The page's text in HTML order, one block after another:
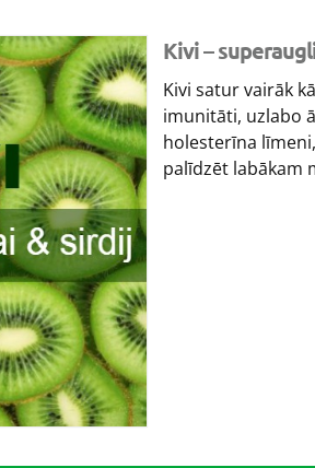
Kivi –
Kivi satur vairāk
imunitāti, uzlabo
holesterīna
palīdzēt labākam